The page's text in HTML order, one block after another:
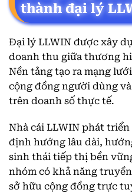
thành đại lý
Đại lý LLWIN được xây
doanh thu giữa thương
Nền tảng tạo ra mạng
cộng đồng người dùng
trên doanh số thực tế.
Nhà cái LLWIN phát
định hướng lâu dài,
sinh thái tiếp thị bền
nhóm có khả năng
sở hữu cộng đồng trực